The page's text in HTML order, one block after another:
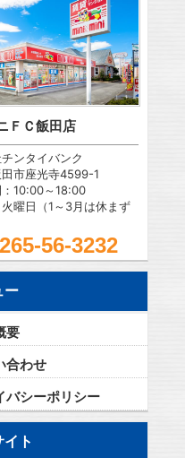
ＦＣ飯田店
ンタイバンク
市座光寺4599-1
10:00～18:00
曜日（1～3月は休まず
56-3232
ー
要
合わせ
バシーポリシー
イト